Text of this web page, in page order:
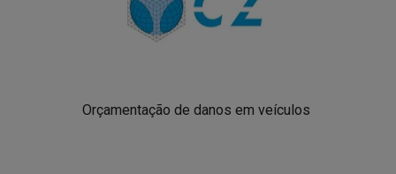
Orçamentação de danos em veículos